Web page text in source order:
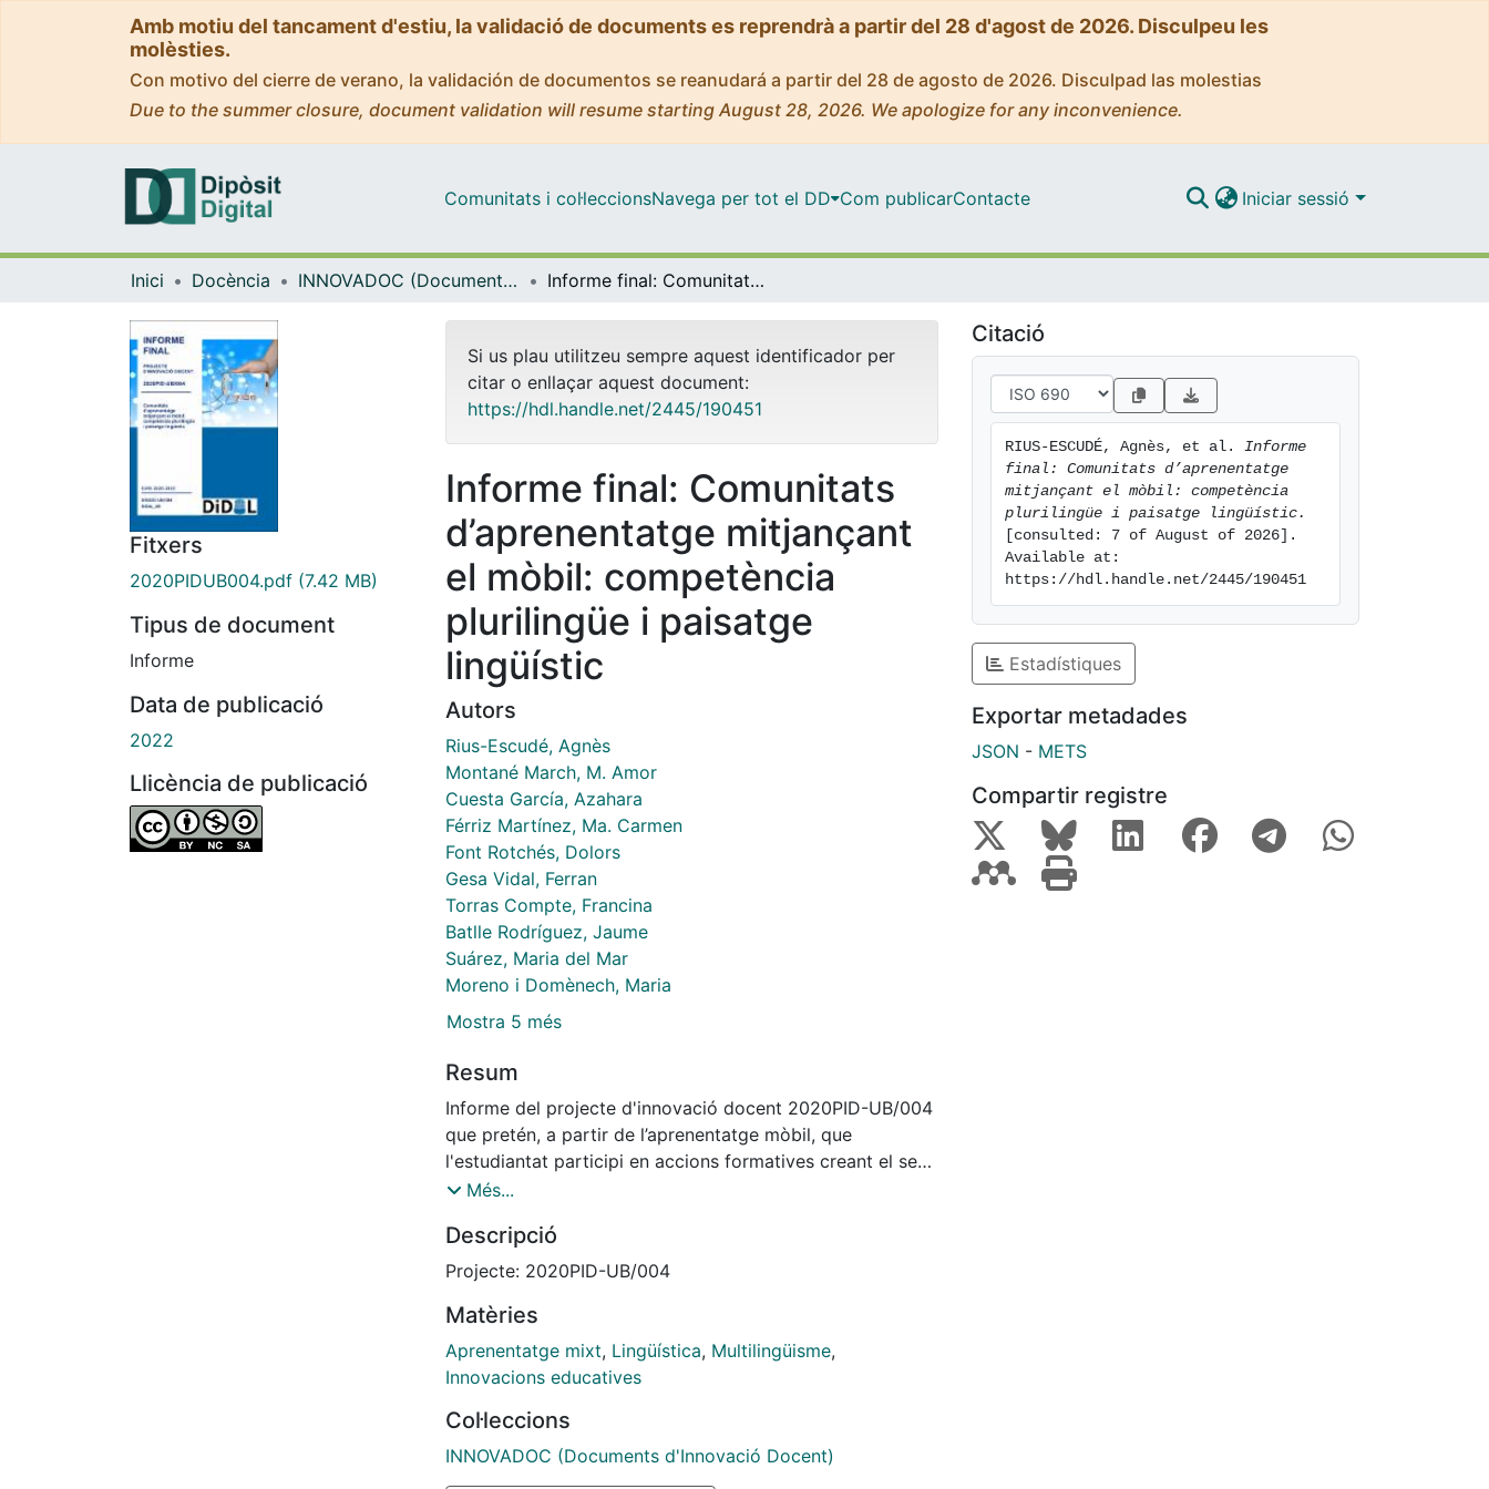
Amb motiu del tancament d'estiu, la validació de documents es reprendrà a partir del 28 d'agost de 2026. Disculpeu les
molèsties.
Con motivo del cierre de verano, la validación de documentos se reanudará a partir del 28 de agosto de 2026. Disculpad las molestias
Due to the summer closure, document validation will resume starting August 28, 2026. We apologize for any inconvenience.
Comunitats i col·leccionsNavega per tot el DD Com publicarContacte Iniciar sessió
Inici Docència INNOVADOC (Documents d'Innovació Docent) Informe final: Comunitats d’aprenentatge mitjançant el mòbil: competència plurilingüe i paisatge lingüístic
Fitxers
2020PIDUB004.pdf (7.42 MB)
Tipus de document
Informe
Data de publicació
2022
Llicència de publicació
Si us plau utilitzeu sempre aquest identificador per
citar o enllaçar aquest document:
https://hdl.handle.net/2445/190451
Informe final: Comunitats
d’aprenentatge mitjançant
el mòbil: competència
plurilingüe i paisatge
lingüístic
Autors
Rius-Escudé, Agnès
Montané March, M. Amor
Cuesta García, Azahara
Férriz Martínez, Ma. Carmen
Font Rotchés, Dolors
Gesa Vidal, Ferran
Torras Compte, Francina
Batlle Rodríguez, Jaume
Suárez, Maria del Mar
Moreno i Domènech, Maria
Mostra 5 més
Resum
Informe del projecte d'innovació docent 2020PID-UB/004
que pretén, a partir de l’aprenentatge mòbil, que
l'estudiantat participi en accions formatives creant el seu
paisatge lingüístic presencial o digital amb companys
les assignatures de llengües: català, castellà i anglès- amb
la intenció de desenvolupar la seva competència
Més...
Descripció
Projecte: 2020PID-UB/004
Matèries
Aprenentatge mixt, Lingüística, Multilingüisme,
Innovacions educatives
Col·leccions
INNOVADOC (Documents d'Innovació Docent)
Citació
RIUS-ESCUDÉ, Agnès, et al. Informe
final: Comunitats d’aprenentatge
mitjançant el mòbil: competència
plurilingüe i paisatge lingüístic.
[consulted: 7 of August of 2026].
Available at:
https://hdl.handle.net/2445/190451
Estadístiques
Exportar metadades
JSON - METS
Compartir registre